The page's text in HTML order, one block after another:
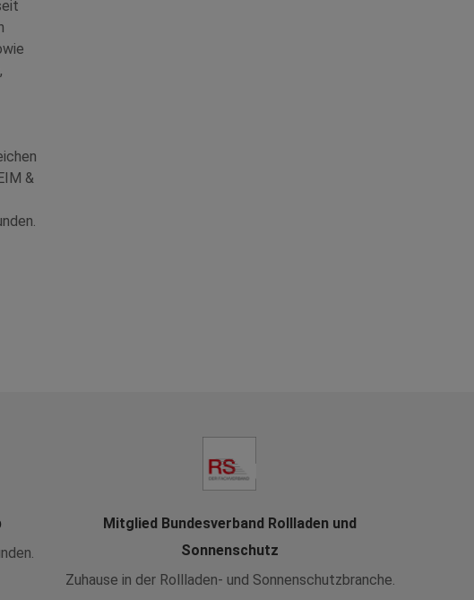
&
Mitglied Bundesverband Rollladen und
Sonnenschutz
Zuhause in der Rollladen- und Sonnenschutzbranche.